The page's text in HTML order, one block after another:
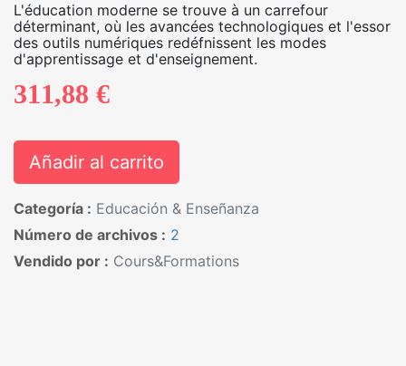
L'éducation moderne se trouve à un carrefour
déterminant, où les avancées technologiques et l'essor
des outils numériques redéfnissent les modes
d'apprentissage et d'enseignement.
311,88 €
Añadir al carrito
Categoría : Educación & Enseñanza
Número de archivos : 2
Vendido por : Cours&Formations